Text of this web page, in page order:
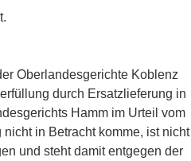
Oberlandesgerichte Koblenz
durch Ersatzlieferung in
Hamm im Urteil vom
in Betracht komme, ist nicht
und steht damit entgegen der